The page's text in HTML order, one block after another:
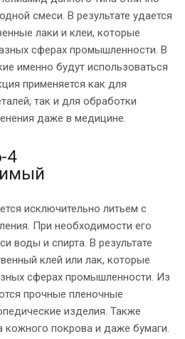
смеси. В результате удается
лаки и клеи, которые
сферах промышленности. В
именно будут использоваться
применяется как для
так и для обработки
даже в медицине.
4
исключительно литьем с
При необходимости его
воды и спирта. В результате
клей или лак, которые
сферах промышленности. Из
прочные пленочные
изделия. Также
кожного покрова и даже бумаги.